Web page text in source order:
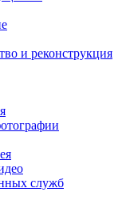
и реконструкция
служб